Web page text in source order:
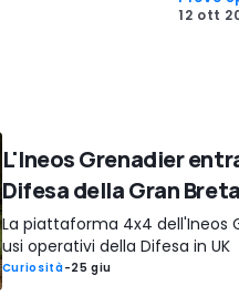
12 ott
L'Ineos Grenadier
Difesa della Gran
La piattaforma 4x4 dell'Ineos
usi operativi della Difesa in UK
Curiosità-25 giu